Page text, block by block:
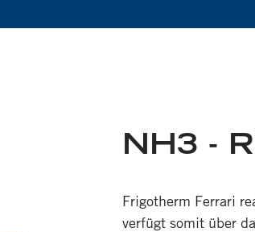
NH3 -
Frigotherm Ferrari
verfügt somit über